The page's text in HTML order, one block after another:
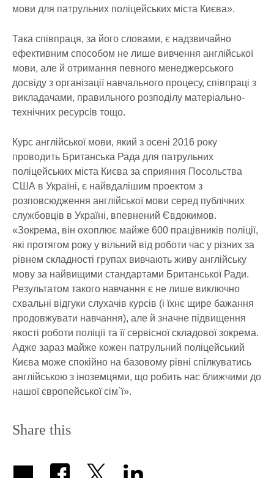
мови для патрульних поліцейських міста Києва».
Така співпраця, за його словами, є надзвичайно
ефективним способом не лише вивчення англійської
мови, але й отримання певного менеджерського
досвіду з організації навчального процесу, співпраці з
викладачами, правильного розподілу матеріально-
технічних ресурсів тощо.
Курс англійської мови, який з осені 2016 року
проводить Британська Рада для патрульних
поліцейських міста Києва за сприяння Посольства
США в Україні, є найвдалішим проектом з
розповсюдження англійської мови серед публічних
службовців в Україні, впевнений Євдокимов.
«Зокрема, він охоплює майже 600 працівників поліції,
які протягом року у вільний від роботи час у різних за
рівнем складності групах вивчають живу англійську
мову за найвищими стандартами Британської Ради.
Результатом такого навчання є не лише виключно
схвальні відгуки слухачів курсів (і їхнє щире бажання
продовжувати навчання), але й значне підвищення
якості роботи поліції та її сервісної складової зокрема.
Адже зараз майже кожен патрульний поліцейський
Києва може спокійно на базовому рівні спілкуватись
англійською з іноземцями, що робить нас ближчими до
нашої європейської сім`ї».
Share this